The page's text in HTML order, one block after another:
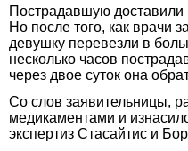
Пострадавшую доставили
Но после того, как врачи
девушку перевезли в
несколько часов
через двое суток она
Со слов заявительницы,
медикаментами и
экспертиз Стасайтис и